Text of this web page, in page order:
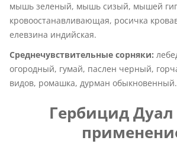
мышь зеленый, мышь сизый, мышей
кровоостанавливающая, росичка
елевзина индийская.
Среднечувствительные сорняки:
огородный, гумай, паслен черный,
видов, ромашка, дурман обыкновенный.
Гербицид Дуал